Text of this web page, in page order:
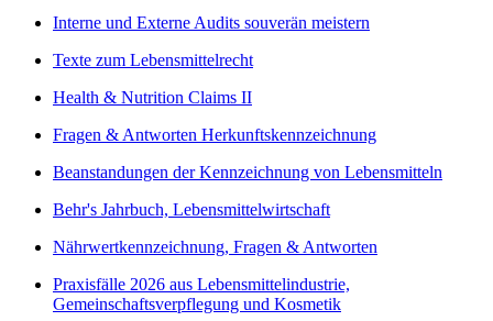
Interne und Externe Audits souverän meistern
Texte zum Lebensmittelrecht
Health & Nutrition Claims II
Fragen & Antworten Herkunftskennzeichnung
Beanstandungen der Kennzeichnung von Lebensmitteln
Behr's Jahrbuch, Lebensmittelwirtschaft
Nährwertkennzeichnung, Fragen & Antworten
Praxisfälle 2026 aus Lebensmittelindustrie,
Gemeinschaftsverpflegung und Kosmetik